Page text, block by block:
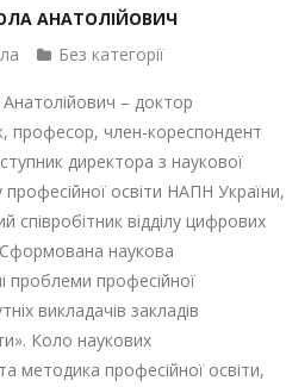
АНАТОЛІЙОВИЧ
Без категорії
– доктор
професор, член-кореспондент
директора з наукової
освіти НАПН України,
співробітник відділу цифрових
Сформована наукова
проблеми професійної
викладачів закладів
Коло наукових
методика професійної освіти,